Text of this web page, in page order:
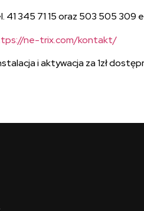
41 345 71 15 oraz 503 505 309
ne-trix.com/kontakt/
i aktywacja za 1zł